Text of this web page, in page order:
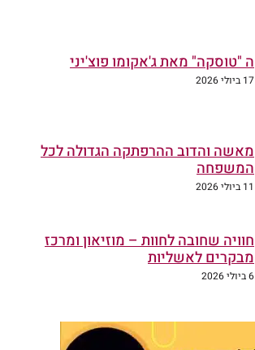
ה "טוסקה" מאת ג'אקומו פוצ'יני
17 ביולי 2026
מאשה והדוב ההרפתקה הגדולה לכל
המשפחה
11 ביולי 2026
חוויה שחובה לחוות – מוזיאון ומרכז
מבקרים לאשליות
6 ביולי 2026